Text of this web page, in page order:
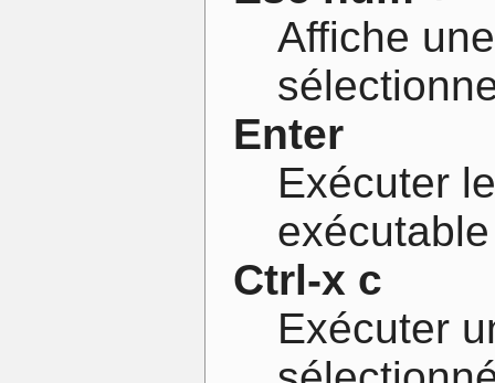
Affiche
Enter
Exécuter
exécutable
Ctrl-x c
Exécuter